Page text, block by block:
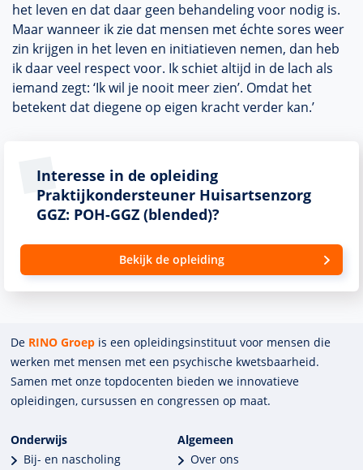
het leven en dat daar geen behandeling voor nodig is.
Maar wanneer ik zie dat mensen met échte sores weer
zin krijgen in het leven en initiatieven nemen, dan heb
ik daar veel respect voor. Ik schiet altijd in de lach als
iemand zegt: ‘Ik wil je nooit meer zien’. Omdat het
betekent dat diegene op eigen kracht verder kan.’
Interesse in de opleiding
Praktijkondersteuner Huisartsenzorg
GGZ: POH-GGZ (blended)?
Bekijk de opleiding
De RINO Groep is een opleidings­insti­tuut voor mensen die
werken met mensen met een psychische kwets­baar­heid.
Samen met onze top­docenten bieden we innova­tieve
opleidingen, cursussen en congres­sen op maat.
Onderwijs
Bij- en nascholing
Algemeen
Over ons